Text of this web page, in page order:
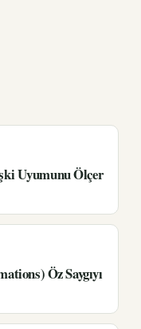
Uyumunu Ölçer
Öz Saygıyı